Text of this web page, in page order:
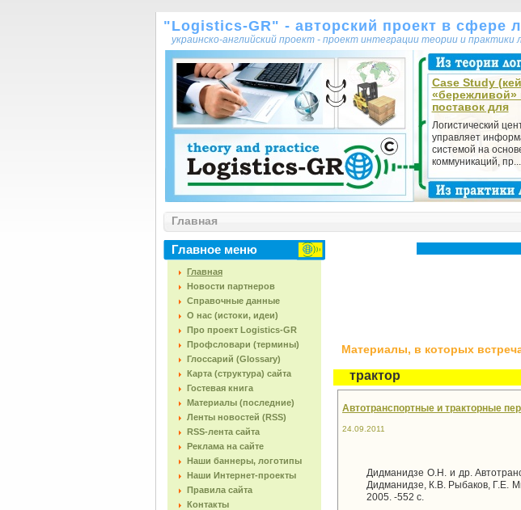
"Logistics-GR" - авторский проект в сфере
украинско-английский проект - проект интеграции теории и практики
Case Study
«бережливой»
поставок для
Логистический
управляет
системой на
коммуникаций, пр...
Главная
Главное меню
Главная
Новости партнеров
Справочные данные
О нас (истоки, идеи)
Про проект Logistics-GR
Профсловари (термины)
Глоссарий (Glossary)
Карта (структура) сайта
Гостевая книга
Материалы (последние)
Ленты новостей (RSS)
RSS-лента сайта
Реклама на сайте
Наши баннеры, логотипы
Наши Интернет-проекты
Правила сайта
Контакты
Материалы, в которых
трактор
Автотранспортные и тракторные
24.09.2011
Дидманидзе О.Н. и др.
Дидманидзе, К.В. Рыбаков, Г.Е.
2005. -552 с.